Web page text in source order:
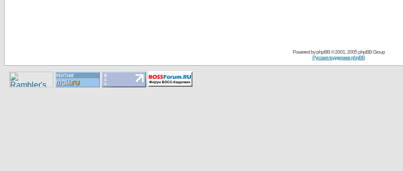
Pоwerеd byрhpВB© 2001, 2005 рhpВB Grouр
Русская поддержка phрВB